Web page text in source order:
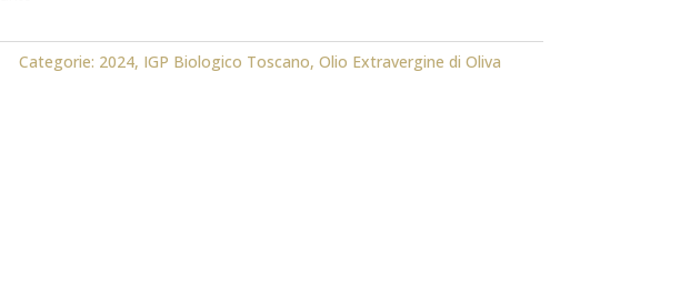
Categorie: 2024, IGP Biologico Toscano, Olio Extravergine di Oliva